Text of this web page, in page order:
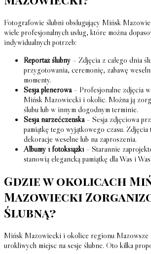
Fotografowie ślubni obsługujący Mińsk
wiele profesjonalnych usług, które można
indywidualnych potrzeb:
Reportaż ślubny – Zdjęcia z całego dnia
przygotowania, ceremonię, zabawę
momenty.
Sesja plenerowa– Profesjonalne zdjęcia
Mińsk Mazowiecki i okolic. Można ją
ślubu lub w innym dogodnym terminie.
Sesja narzećczeńska– Sesja zdjęciowa
pamiątkę tego wyjątkowego czasu. Zdjęcia
dekoracje weselne lub na zaproszenia.
Albumy i fotoksiążki – Starannie
stanowią elegancką pamiątkę dla Was i
Gdzie w okolicach
Mazowiecki
Ślubną?
Mińsk Mazowiecki i okolice regionu Mazowsze
urokliwych miejsc na sesje ślubne. Oto kilka